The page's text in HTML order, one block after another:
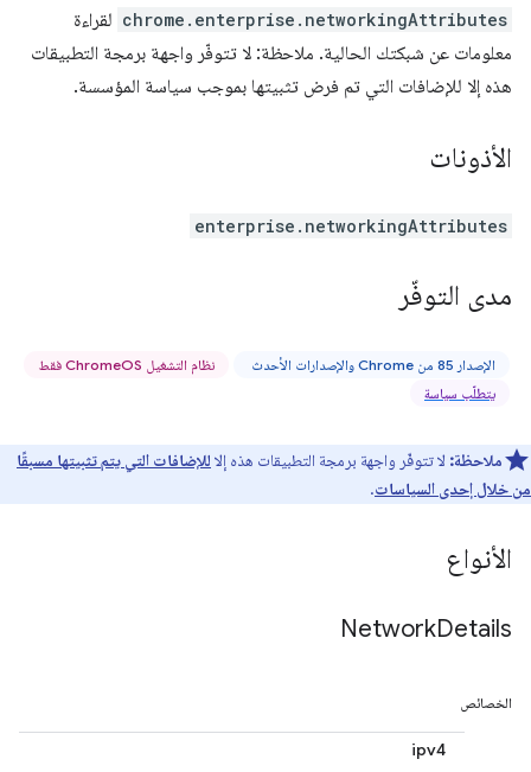
chrome.enterprise.networkingAttributes لقراءة
معلومات عن شبكتك الحالية. ملاحظة: لا تتوفّر واجهة برمجة التطبيقات
هذه إلا للإضافات التي تم فرض تثبيتها بموجب سياسة المؤسسة.
الأذونات
enterprise.networkingAttributes
مدى التوفّر
الإصدار 85 من Chrome والإصدارات الأحدث
نظام التشغيل ChromeOS فقط
يتطلّب سياسة
ملاحظة: لا تتوفّر واجهة برمجة التطبيقات هذه إلا للإضافات التي يتم تثبيتها مسبقًا
من خلال إحدى السياسات.
الأنواع
NetworkDetails
الخصائص
ipv4